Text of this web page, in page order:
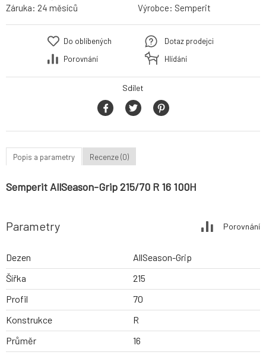
Záruka: 24 měsíců Výrobce: Semperit
Do oblíbených
Porovnání
Dotaz prodejci
Hlídání
Sdílet
Popis a parametry Recenze (0)
Semperit AllSeason-Grip 215/70 R 16 100H
Parametry Porovnání
Dezen
AllSeason-Grip
Šířka
215
Profil
70
Konstrukce
R
Průměr
16